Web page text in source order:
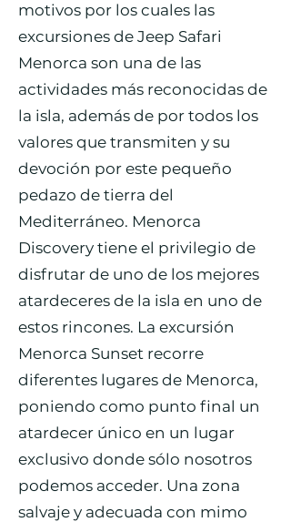
motivos por los cuales las
excursiones de Jeep Safari
Menorca son una de las
actividades más reconocidas de
la isla, además de por todos los
valores que transmiten y su
devoción por este pequeño
pedazo de tierra del
Mediterráneo. Menorca
Discovery tiene el privilegio de
disfrutar de uno de los mejores
atardeceres de la isla en uno de
estos rincones. La excursión
Menorca Sunset recorre
diferentes lugares de Menorca,
poniendo como punto final un
atardecer único en un lugar
exclusivo donde sólo nosotros
podemos acceder. Una zona
salvaje y adecuada con mimo